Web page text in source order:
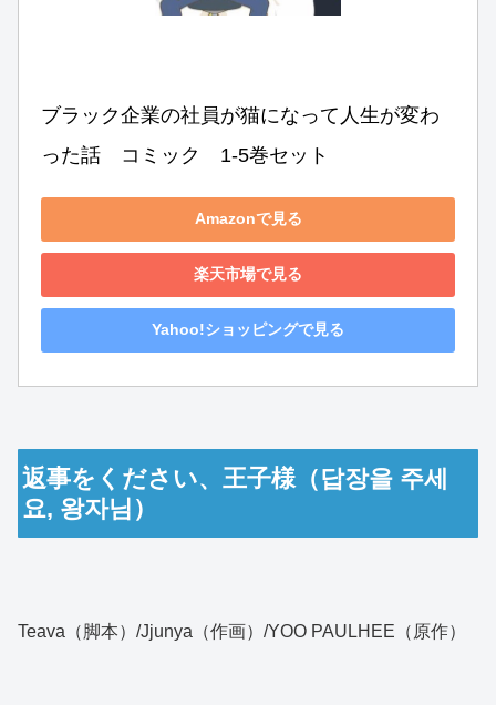
ブラック企業の社員が猫になって人生が変わ
った話　コミック　1-5巻セット
Amazonで見る
楽天市場で見る
Yahoo!ショッピングで見る
返事をください、王子様（답장을 주세
요, 왕자님）
Teava（脚本）/Jjunya（作画）/YOO PAULHEE（原作）